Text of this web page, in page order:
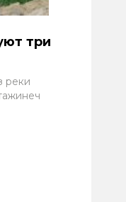
три
реки